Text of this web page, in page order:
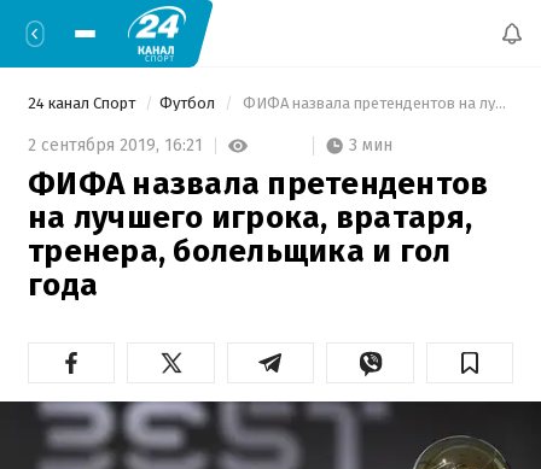
24 канал Спорт Футбол ФИФА назвала претендентов на лучшего игрока, вратаря, тренера, болельщика и гол года
2 сентября 2019, 16:21 3 мин
ФИФА назвала претендентов
на лучшего игрока, вратаря,
тренера, болельщика и гол
года